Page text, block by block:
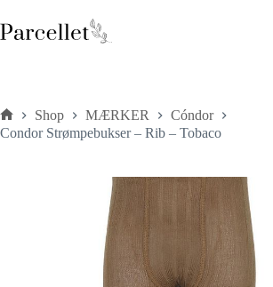
til
indhold
Forside
Shop MÆRKER
Cóndor
Condor Strømpebukser – Rib – Tobaco